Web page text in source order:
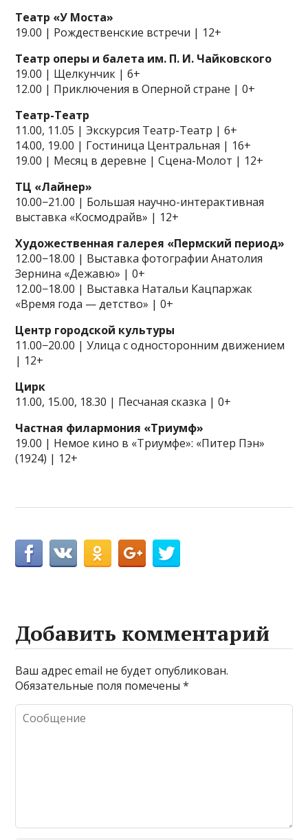
Театр «У Моста»
19.00 | Рождественские встречи | 12+
Театр оперы и балета им. П. И. Чайковского
19.00 | Щелкунчик | 6+
12.00 | Приключения в Оперной стране | 0+
Театр-Театр
11.00, 11.05 | Экскурсия Театр-Театр | 6+
14.00, 19.00 | Гостиница Центральная | 16+
19.00 | Месяц в деревне | Сцена-Молот | 12+
ТЦ «Лайнер»
10.00−21.00 | Большая научно-интерактивная
выставка «Космодрайв» | 12+
Художественная галерея «Пермский период»
12.00−18.00 | Выставка фотографии Анатолия
Зернина «Дежавю» | 0+
12.00−18.00 | Выставка Натальи Кацпаржак
«Время года — детство» | 0+
Центр городской культуры
11.00−20.00 | Улица с односторонним движением
| 12+
Цирк
11.00, 15.00, 18.30 | Песчаная сказка | 0+
Частная филармония «Триумф»
19.00 | Немое кино в «Триумфе»: «Питер Пэн»
(1924) | 12+
Добавить комментарий
Ваш адрес email не будет опубликован.
Обязательные поля помечены*